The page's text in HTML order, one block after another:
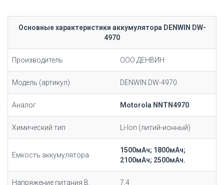
Основные характеристики аккумулятора DENWIN DW-
4970
Производитель ООО ДЕНВИН
Модель (артикул) DENWIN DW-4970
Аналог Motorola NNTN4970
Химический тип Li-Ion (литий-ионный)
Емкость аккумулятора
1500мАч; 1800мАч;
2100мАч; 2500мАч.
Напряжение питания В. 7,4